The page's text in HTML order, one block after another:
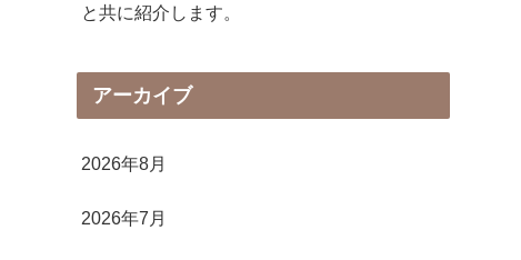
と共に紹介します。
アーカイブ
2026年8月
2026年7月